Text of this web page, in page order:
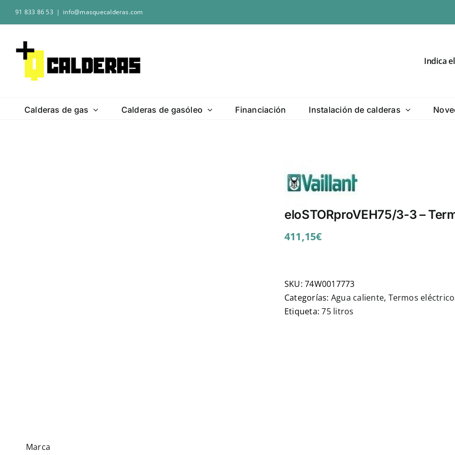
91 833 86 53 | info@masquecalderas.com
Indica
Calderas de gas Calderas de gasóleo Financiación Instalación de calderas
eloSTORproVEH75/3-3 –
411,15€
SKU:74W0017773
Categorías: Agua caliente, Termos
Etiqueta:75 litros
Marca